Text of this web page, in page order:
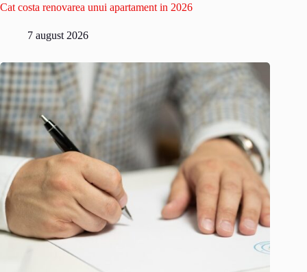
Cat costa renovarea unui apartament in 2026
7 august 2026